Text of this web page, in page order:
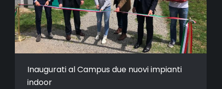
Inaugurati al Campus due nuovi impianti
indoor